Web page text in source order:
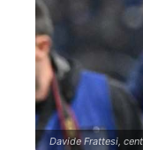
Davide Frattesi,